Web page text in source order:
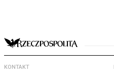
KONTAKT